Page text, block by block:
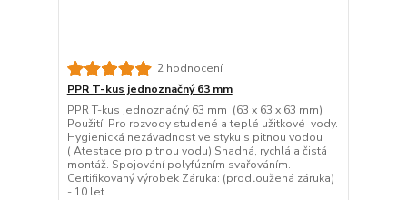
2 hodnocení
PPR T-kus jednoznačný 63 mm
PPR T-kus jednoznačný 63 mm (63 x 63 x 63 mm)
Použití: Pro rozvody studené a teplé užitkové vody.
Hygienická nezávadnost ve styku s pitnou vodou
( Atestace pro pitnou vodu) Snadná, rychlá a čistá
montáž. Spojování polyfúzním svařováním.
Certifikovaný výrobek Záruka: (prodloužená záruka)
- 10 let ...